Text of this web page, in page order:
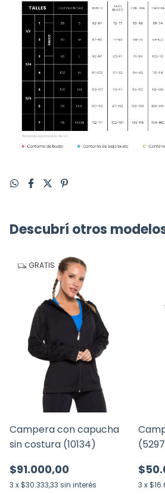
Descubrí otros
GRATIS
Campera con capucha
sin costura (10134)
$91.000,00
3 x $30.333,33 sin interés 3 x